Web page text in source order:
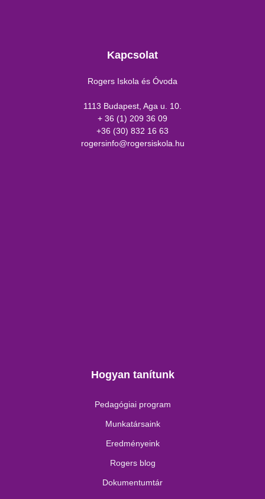
Kapcsolat
Rogers Iskola és Óvoda
1113 Budapest, Aga u. 10.
+ 36 (1) 209 36 09
+36 (30) 832 16 63
rogersinfo@rogersiskola.hu
Hogyan tanítunk
Pedagógiai program
Munkatársaink
Eredményeink
Rogers blog
Dokumentumtár